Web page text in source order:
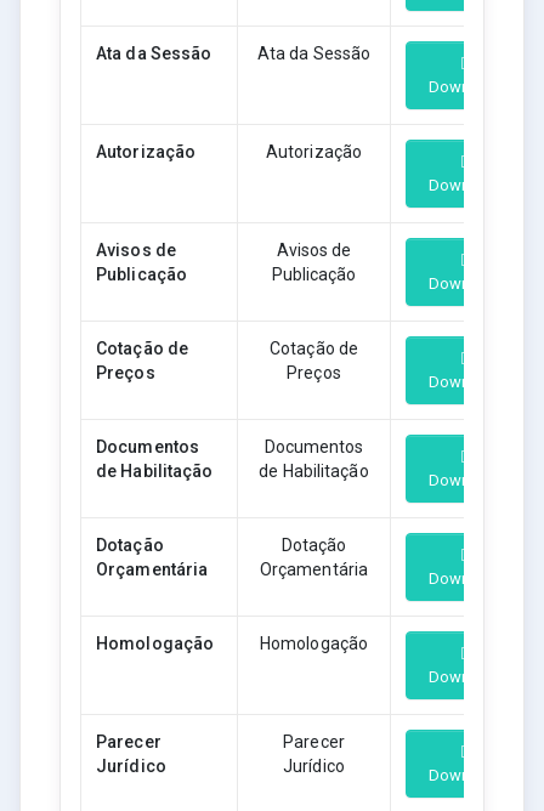
Ata da Sessão Ata da Sessão
Download
Autorização Autorização
Download
Avisos de
Publicação
Avisos de
Publicação
Download
Cotação de
Preços
Cotação de
Preços
Download
Documentos
de Habilitação
Documentos
de Habilitação
Download
Dotação
Orçamentária
Dotação
Orçamentária
Download
Homologação Homologação
Download
Parecer
Jurídico
Parecer
Jurídico
Download